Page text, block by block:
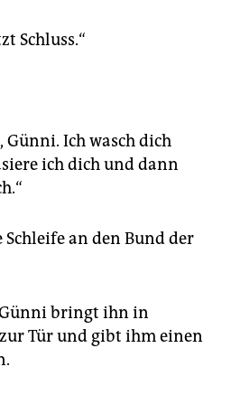
Schluss.“
Günni. Ich wasch dich
ich dich und dann
an den Bund der
Günni bringt ihn in
Tür und gibt ihm einen